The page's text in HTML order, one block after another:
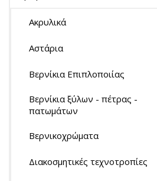
Ακρυλικά
Αστάρια
Βερνίκια Επιπλοποιίας
Βερνίκια ξύλων - πέτρας -
πατωμάτων
Βερνικοχρώματα
Διακοσμητικές τεχνοτροπίες